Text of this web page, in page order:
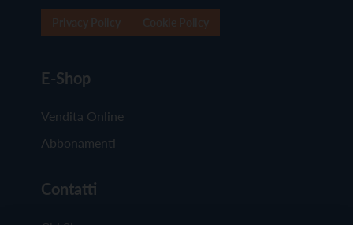
E-Shop
Vendita Online
Abbonamenti
Contatti
Chi Siamo